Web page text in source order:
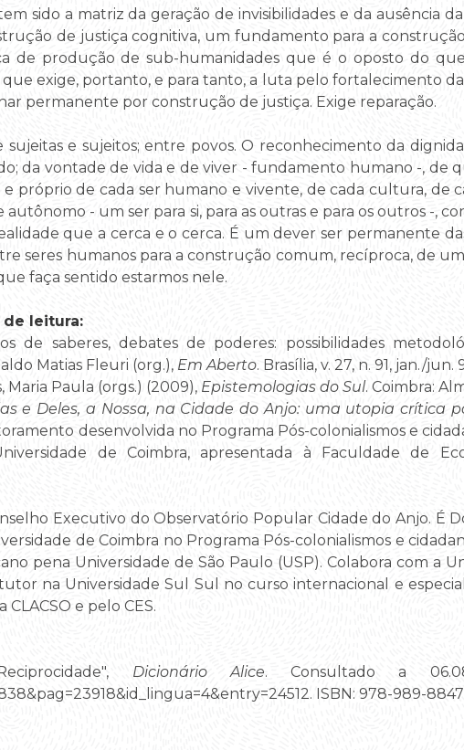
sido a matriz da geração de invisibilidades e da ausência
de justiça cognitiva, um fundamento para a
de produção de sub-humanidades que é o oposto do
exige, portanto, e para tanto, a luta pelo fortalecimento
permanente por construção de justiça. Exige reparação.
e sujeitos; entre povos. O reconhecimento da
da vontade de vida e de viver - fundamento humano -, de
próprio de cada ser humano e vivente, de cada cultura, de
- um ser para si, para as outras e para os outros -,
que a cerca e o cerca. É um dever ser permanente
seres humanos para a construção comum, recíproca, de
faça sentido estarmos nele.
de leitura:
de saberes, debates de poderes: possibilidades
Matias Fleuri (org.), Em Aberto. Brasília, v. 27, n. 91, jan./jun.
Maria Paula (orgs.) (2009), Epistemologias do Sul. Coimbra:
e Deles, a Nossa, na Cidade do Anjo: uma utopia crítica
desenvolvida no Programa Pós-colonialismos e
de Coimbra, apresentada à Faculdade de
Executivo do Observatório Popular Cidade do Anjo. É
de Coimbra no Programa Pós-colonialismos e
pena Universidade de São Paulo (USP). Colabora com a
na Universidade Sul Sul no curso internacional e
e pelo CES.
Dicionário Alice. Consultado a
ISBN: 978-989-